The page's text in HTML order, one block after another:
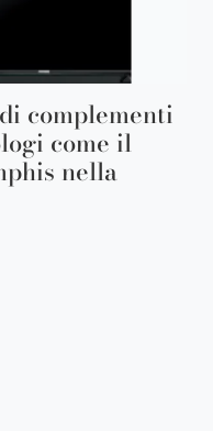
complementi
come il
nella